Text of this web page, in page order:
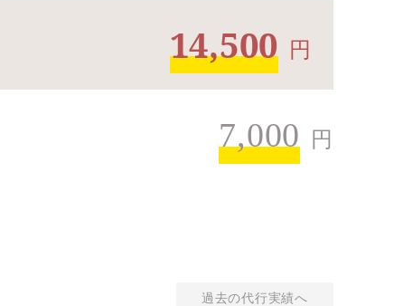
14,500 円
7,000 円
過去の代行実績へ